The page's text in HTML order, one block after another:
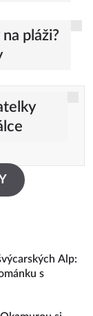
pláži?
Alp:
s